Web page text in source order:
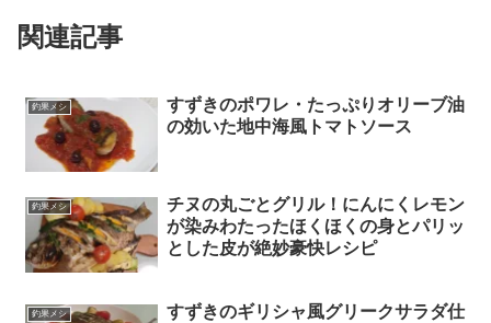
関連記事
釣果メシ
すずきのポワレ・たっぷりオリーブ油
の効いた地中海風トマトソース
釣果メシ
チヌの丸ごとグリル！にんにくレモン
が染みわたったほくほくの身とパリッ
とした皮が絶妙豪快レシピ
釣果メシ
すずきのギリシャ風グリークサラダ仕